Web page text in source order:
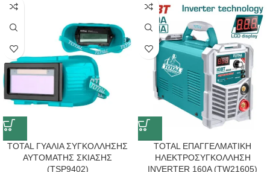
TOTAL ΓΥΑΛΙΑ ΣΥΓΚΟΛΛΗΣΗΣ
ΑΥΤΟΜΑΤΗΣ ΣΚΙΑΣΗΣ
(TSP9402)
TOTAL ΕΠΑΓΓΕΛΜΑΤΙΚΗ
ΗΛΕΚΤΡΟΣΥΓΚΟΛΛΗΣΗ
INVERTER 160A (TW21605)